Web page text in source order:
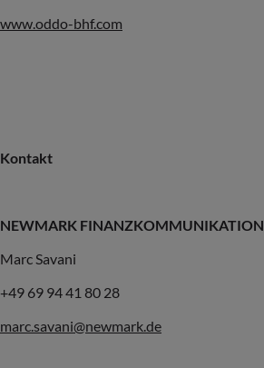
www.oddo-bhf.com
Kontakt
NEWMARK FINANZKOMMUNIKATION
Marc Savani
+49 69 94 41 80 28
marc.savani@newmark.de